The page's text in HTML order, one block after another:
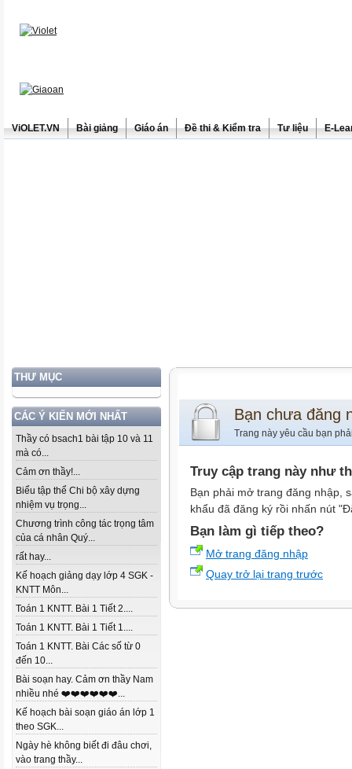
ViOLET.VN Bài giảng Giáo án Đề thi & Kiểm tra Tư liệu E-
THƯ MỤC
CÁC Ý KIẾN MỚI NHẤT
Thầy có bsach1 bài tập 10 và 11
mà có...
Cảm ơn thầy!...
Biểu tập thể Chi bộ xây dựng
nhiệm vụ trọng...
Chương trình công tác trọng tâm
của cá nhân Quý...
rất hay...
Kế hoạch giảng dạy lớp 4 SGK -
KNTT Môn...
Toán 1 KNTT. Bài 1 Tiết 2....
Toán 1 KNTT. Bài 1 Tiết 1....
Toán 1 KNTT. Bài Các số từ 0
đến 10...
Bài soạn hay. Cảm ơn thầy Nam
nhiều nhé ❤️❤️❤️❤️❤️❤️...
Kế hoạch bài soạn giáo án lớp 1
theo SGK...
Ngày hè không biết đi đâu chơi,
vào trang thầy...
Bạn chưa đăng
Trang này yêu cầu bạn
Truy cập trang này như
Bạn phải mở trang đăng nhập,
khẩu đã đăng ký rồi nhấn nút
Bạn làm gì tiếp theo?
Mở trang đăng nhập
Quay trở lại trang trước